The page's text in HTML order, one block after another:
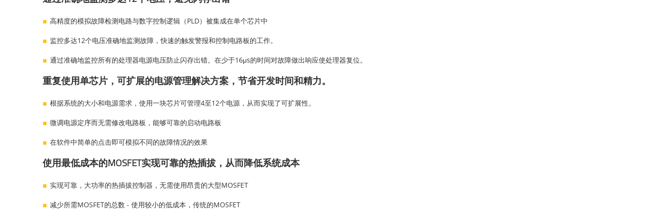
高精度的模拟故障检测电路与数字控制逻辑（PLD）被集成在单个芯片中
监控多达12个电压准确地监测故障，快速的触发警报和控制电路板的工作。
通过准确地监控所有的处理器电源电压防止闪存出错。在少于16μs的时间对故障做出响应使处理器复位。
重复使用单芯片，可扩展的电源管理解决方案，节省开发时间和精力。
根据系统的大小和电源需求，使用一块芯片可管理4至12个电源，从而实现了可扩展性。
微调电源定序而无需修改电路板，能够可靠的启动电路板
在软件中简单的点击即可模拟不同的故障情况的效果
使用最低成本的MOSFET实现可靠的热插拔，从而降低系统成本
实现可靠，大功率的热插拔控制器，无需使用昂贵的大型MOSFET
减少所需MOSFET的总数 - 使用较小的低成本，传统的MOSFET